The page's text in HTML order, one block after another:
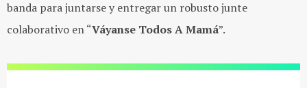
banda para juntarse y entregar un robusto junte
colaborativo en “Váyanse Todos A Mamá”.